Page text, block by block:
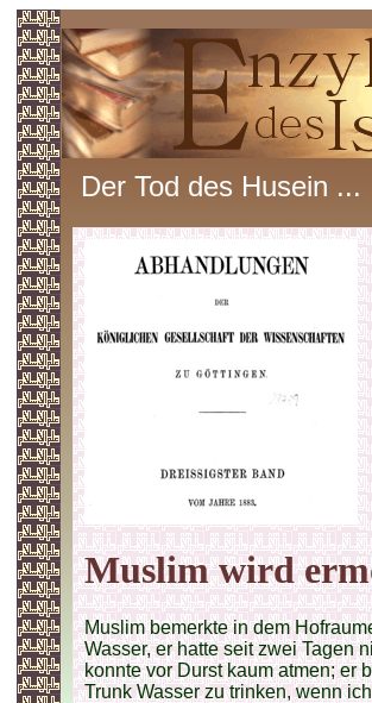
Der Tod des Husein ...
Muslim wird
Muslim bemerkte in dem
Wasser, er hatte seit zwei Tagen
konnte vor Durst kaum atmen; er
Trunk Wasser zu trinken, wenn